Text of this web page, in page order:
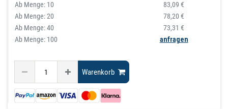
Ab Menge: 10
83,09 €
Ab Menge:20
78,20 €
Ab Menge:40
73,31 €
Ab Menge: 100
anfragen
Warenkorb